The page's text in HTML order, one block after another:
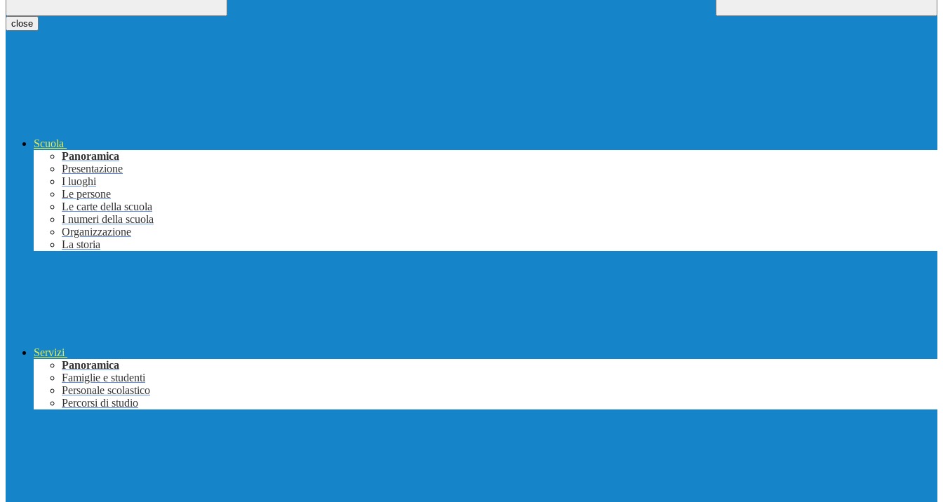
close
Scuola
Panoramica
Presentazione
I luoghi
Le persone
Le carte della scuola
I numeri della scuola
Organizzazione
La storia
Servizi
Panoramica
Famiglie e studenti
Personale scolastico
Percorsi di studio